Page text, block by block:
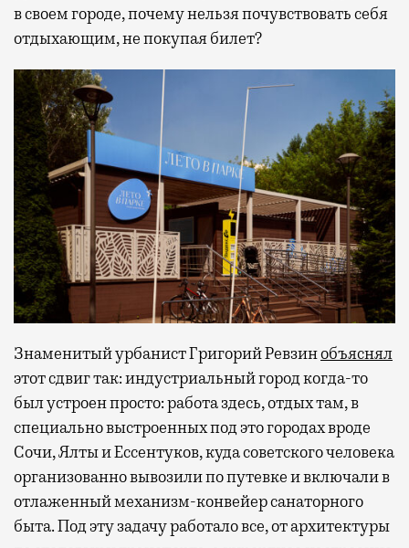
в своем городе, почему нельзя почувствовать себя
отдыхающим, не покупая билет?
Знаменитый урбанист Григорий Ревзинобъяснял
этот сдвиг так: индустриальный город когда-то
был устроен просто: работа здесь, отдых там, в
специально выстроенных под это городах вроде
Сочи, Ялты и Ессентуков, куда советского человека
организованно вывозили по путевке и включали в
отлаженный механизм-конвейер санаторного
быта. Под эту задачу работало все, от архитектуры